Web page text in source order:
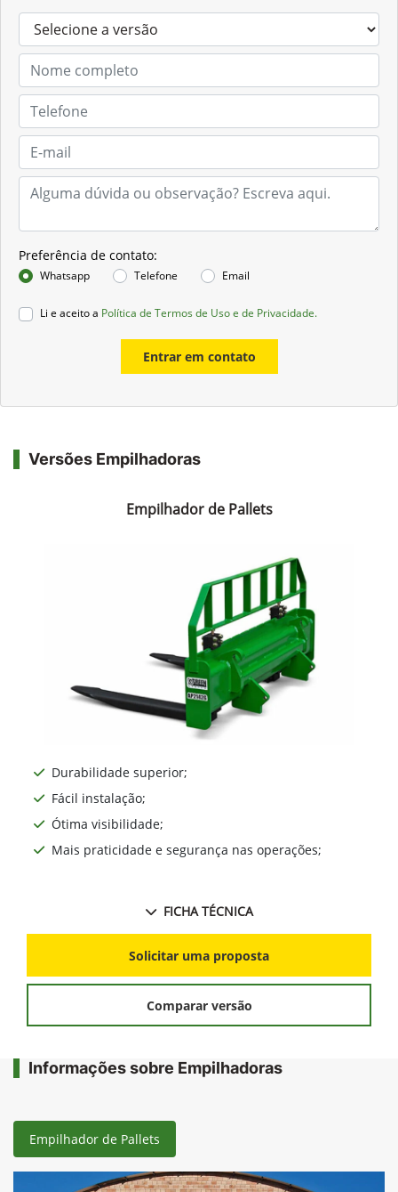
Preferência de contato:
Whatsapp Telefone Email
Li e aceito a Política de Termos de Uso e de Privacidade.
Entrar em contato
Versões Empilhadoras
Empilhador de Pallets
Durabilidade superior;
Fácil instalação;
Ótima visibilidade;
Mais praticidade e segurança nas operações;
FICHA TÉCNICA
Solicitar uma proposta
Comparar versão
Informações sobre Empilhadoras
Empilhador de Pallets